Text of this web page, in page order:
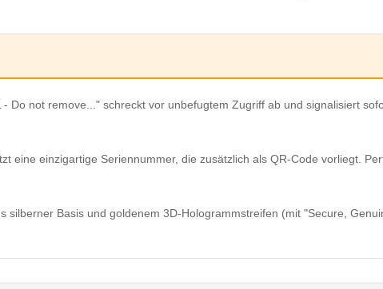
- Do not remove..." schreckt vor unbefugtem Zugriff ab und signalisiert
eine einzigartige Seriennummer, die zusätzlich als QR-Code vorliegt.
silberner Basis und goldenem 3D-Hologrammstreifen (mit "Secure,